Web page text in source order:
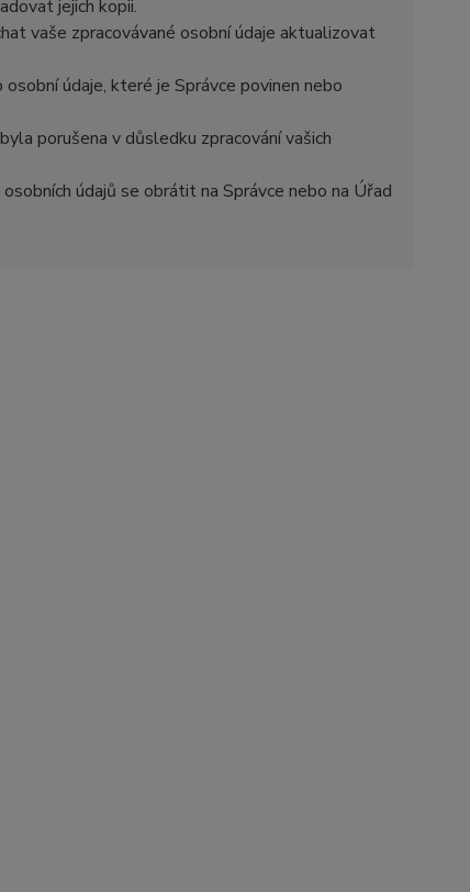
jejich kopii.
vaše zpracovávané osobní údaje aktualizovat
údaje, které je Správce povinen nebo
porušena v důsledku zpracování vašich
údajů se obrátit na Správce nebo na Úřad